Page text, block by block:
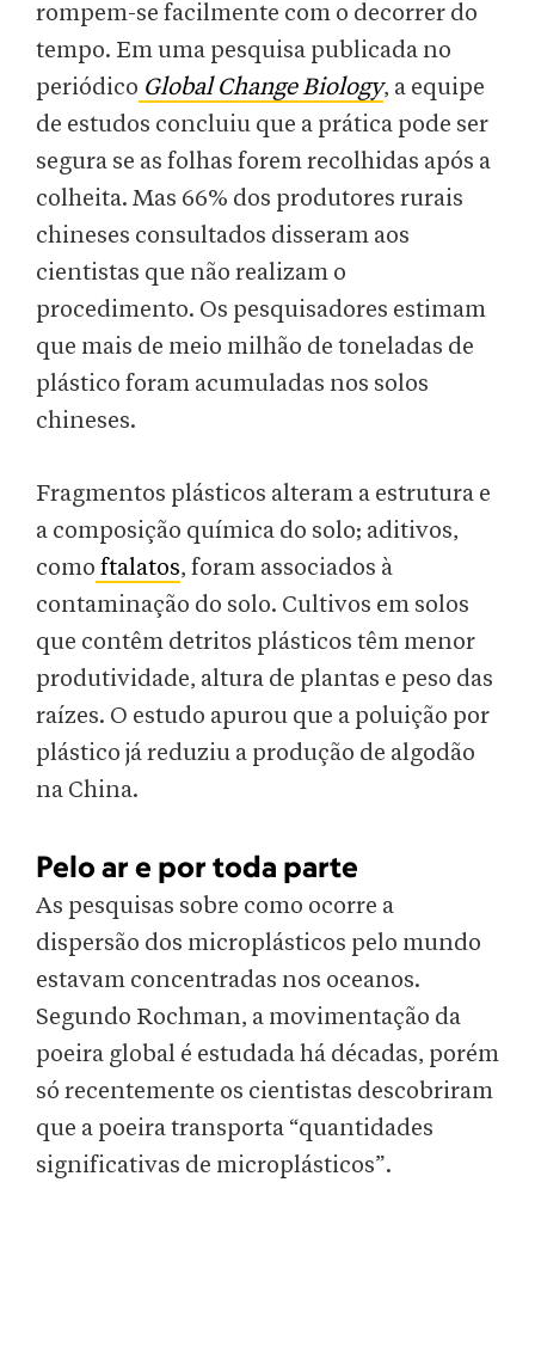
rompem-se facilmente com o decorrer do
tempo. Em uma pesquisa publicada no
periódico Global Change Biology, a equipe
de estudos concluiu que a prática pode ser
segura se as folhas forem recolhidas após a
colheita. Mas 66% dos produtores rurais
chineses consultados disseram aos
cientistas que não realizam o
procedimento. Os pesquisadores estimam
que mais de meio milhão de toneladas de
plástico foram acumuladas nos solos
chineses.
Fragmentos plásticos alteram a estrutura e
a composição química do solo; aditivos,
como ftalatos, foram associados à
contaminação do solo. Cultivos em solos
que contêm detritos plásticos têm menor
produtividade, altura de plantas e peso das
raízes. O estudo apurou que a poluição por
plástico já reduziu a produção de algodão
na China.
Pelo ar e por toda parte
As pesquisas sobre como ocorre a
dispersão dos microplásticos pelo mundo
estavam concentradas nos oceanos.
Segundo Rochman, a movimentação da
poeira global é estudada há décadas, porém
só recentemente os cientistas descobriram
que a poeira transporta “quantidades
significativas de microplásticos”.